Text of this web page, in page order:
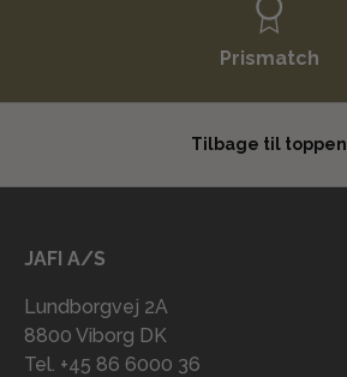
Prismatch
Tilbage til toppen
JAFI A/S
Lundborgvej 2A
8800 Viborg DK
Tel. +45 86 6000 36